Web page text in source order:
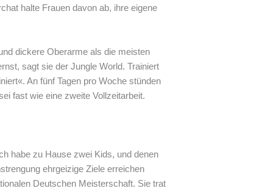
halte Frauen davon ab, ihre eigene
dickere Oberarme als die meisten
sagt sie der Jungle World. Trainiert
An fünf Tagen pro Woche stünden
fast wie eine zweite Vollzeitarbeit.
habe zu Hause zwei Kids, und denen
ehrgeizige Ziele erreichen
Deutschen Meisterschaft. Sie trat